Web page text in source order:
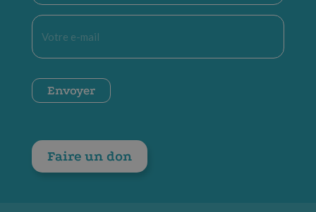
E-
mail
CAPTCHA
Envoyer
Faire un don